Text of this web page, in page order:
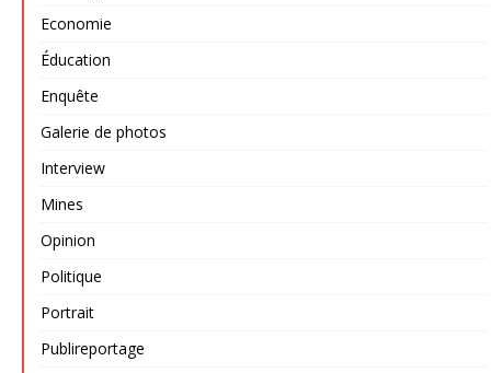
Economie
Éducation
Enquête
Galerie de photos
Interview
Mines
Opinion
Politique
Portrait
Publireportage